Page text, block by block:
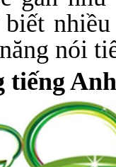
nói
tiếng Anh